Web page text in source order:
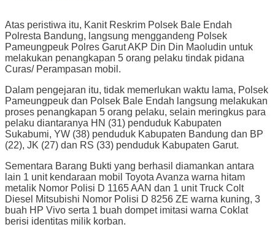
Atas peristiwa itu, Kanit Reskrim Polsek Bale Endah
Polresta Bandung, langsung menggandeng Polsek
Pameungpeuk Polres Garut AKP Din Din Maoludin untuk
melakukan penangkapan 5 orang pelaku tindak pidana
Curas/ Perampasan mobil.
Dalam pengejaran itu, tidak memerlukan waktu lama, Polsek
Pameungpeuk dan Polsek Bale Endah langsung melakukan
proses penangkapan 5 orang pelaku, selain meringkus para
pelaku diantaranya HN (31) penduduk Kabupaten
Sukabumi, YW (38) penduduk Kabupaten Bandung dan BP
(22), JK (27) dan RS (33) penduduk Kabupaten Garut.
Sementara Barang Bukti yang berhasil diamankan antara
lain 1 unit kendaraan mobil Toyota Avanza warna hitam
metalik Nomor Polisi D 1165 AAN dan 1 unit Truck Colt
Diesel Mitsubishi Nomor Polisi D 8256 ZE warna kuning, 3
buah HP Vivo serta 1 buah dompet imitasi warna Coklat
berisi identitas milik korban.